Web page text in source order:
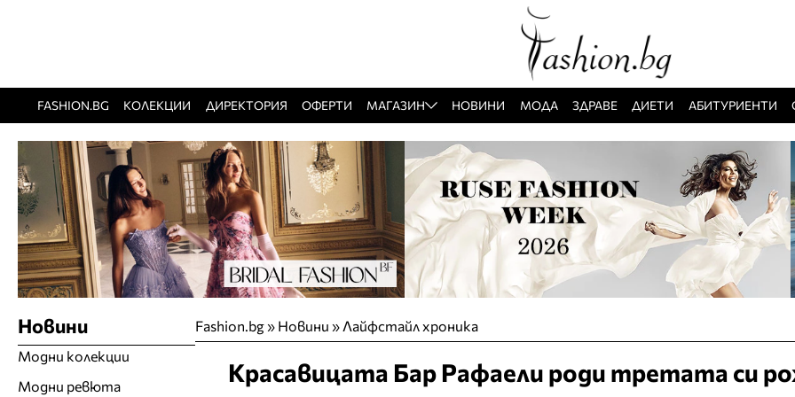
FASHION.BG КОЛЕКЦИИ ДИРЕКТОРИЯ ОФЕРТИ МАГАЗИН НОВИНИ МОДА ЗДРАВЕ ДИЕТИ АБИТУРИЕНТИ
Fashion.bg» Новини » Лайфстайл хроника
Красавицата Бар Рафаели роди третата си
Новини
Модни колекции
Модни ревюта